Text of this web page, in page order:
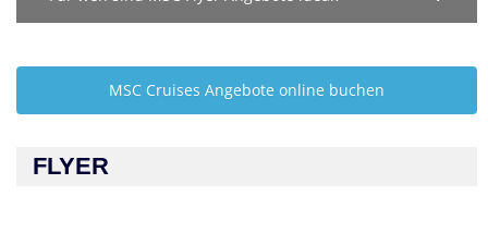
MSC Cruises Angebote online buchen
FLYER